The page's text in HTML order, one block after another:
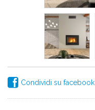
Condividi su facebook